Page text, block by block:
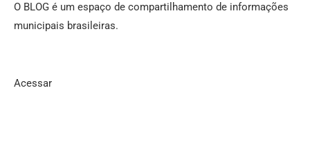
O BLOG é um espaço de compartilhamento de informações
municipais brasileiras.
Acessar